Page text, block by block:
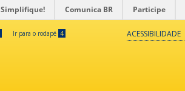
Simplifique! Comunica BR Participe
Ir para o rodapé 4 ACESSIBILIDADE